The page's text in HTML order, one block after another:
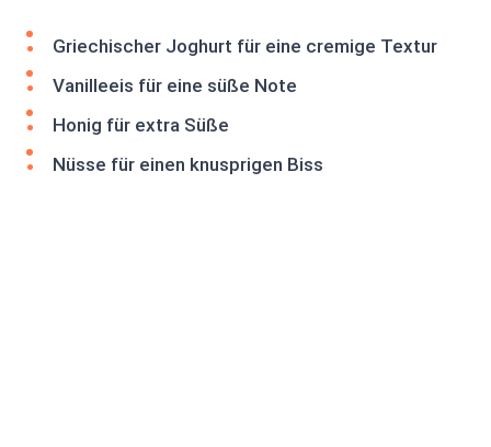
Griechischer Joghurt für eine cremige Textur
Vanilleeis für eine süße Note
Honig für extra Süße
Nüsse für einen knusprigen Biss